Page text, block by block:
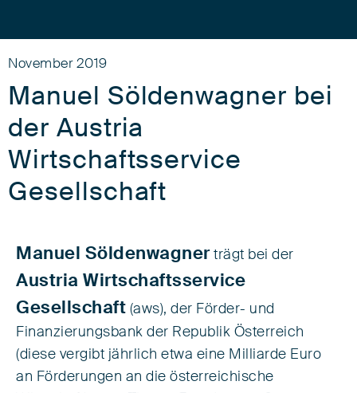
November 2019
Manuel Söldenwagner bei
der Austria
Wirtschaftsservice
Gesellschaft
Manuel Söldenwagnerträgt bei der
Austria Wirtschaftsservice
Gesellschaft (aws), der Förder- und
Finanzierungsbank der Republik Österreich
(diese vergibt jährlich etwa eine Milliarde Euro
an Förderungen an die österreichische